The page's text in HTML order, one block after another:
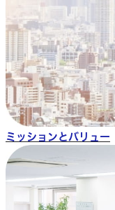
ミッションとバリュー